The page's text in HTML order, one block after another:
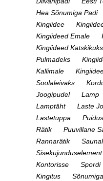
Hea Sõnumiga Padi
Kingiidee
Kingiideed Emale
Kingiideed Katskikuks
Pulmadeks
Kallimale
Soolaleivaks
Joogipudel
Lamp
Lamptäht
Laste
Lastetuppa
Rätik
Puuvillane
Rannarätik
Sisekujunduselement
Kontorisse
Spordi
Kingitus